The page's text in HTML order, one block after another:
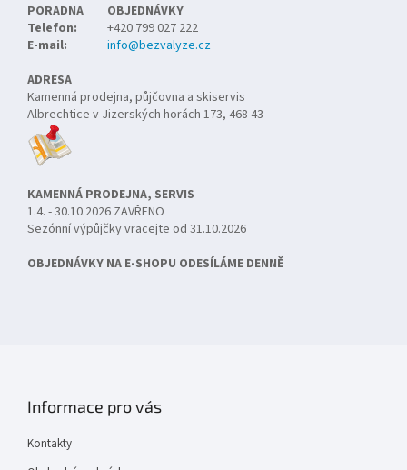
PORADNA
OBJEDNÁVKY
Telefon:
+420 799 027 222
E-mail:
info@bezvalyze.cz
ADRESA
Kamenná prodejna, půjčovna a skiservis
Albrechtice v Jizerských horách 173, 468 43
KAMENNÁ PRODEJNA, SERVIS
1.4. - 30.10.2026 ZAVŘENO
Sezónní výpůjčky vracejte od 31.10.2026
OBJEDNÁVKY NA E-SHOPU ODESÍLÁME DENNĚ
Informace pro vás
Kontakty